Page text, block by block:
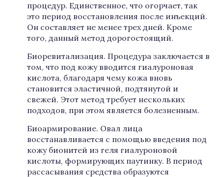
процедур. Единственное, что огорчает, так
это период восстановления после инъекций.
Он составляет не менее трех дней. Кроме
того, данный метод дорогостоящий.
Биоревитализация. Процедура заключается в
том, что под кожу вводится гиалуроновая
кислота, благодаря чему кожа вновь
становится эластичной, подтянутой и
свежей. Этот метод требует нескольких
подходов, при этом является болезненным.
Биоармирование. Овал лица
восстанавливается с помощью введения под
кожу бионитей из геля гиалуроновой
кислоты, формирующих паутинку. В период
рассасывания средства образуются